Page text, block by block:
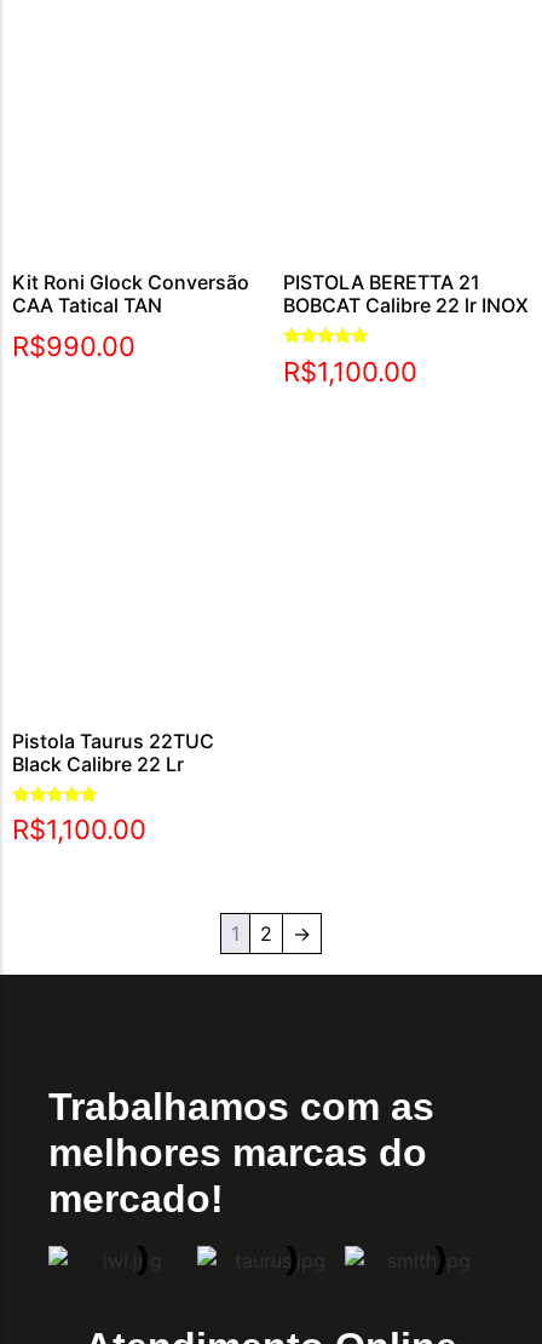
Kit Roni Glock Conversão
CAA Tatical TAN
R$990.00
PISTOLA BERETTA 21
BOBCAT Calibre 22 lr INOX
Avaliação
5.00
R$1,100.00
Pistola Taurus 22TUC
Black Calibre 22 Lr
Avaliação
5.00
R$1,100.00
1 2 →
Trabalhamos com as
melhores marcas do
mercado!